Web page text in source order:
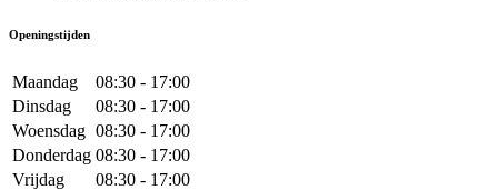
Openingstijden
Maandag
08:30 - 17:00
Dinsdag
08:30 - 17:00
Woensdag 08:30 - 17:00
Donderdag 08:30 - 17:00
Vrijdag
08:30 - 17:00